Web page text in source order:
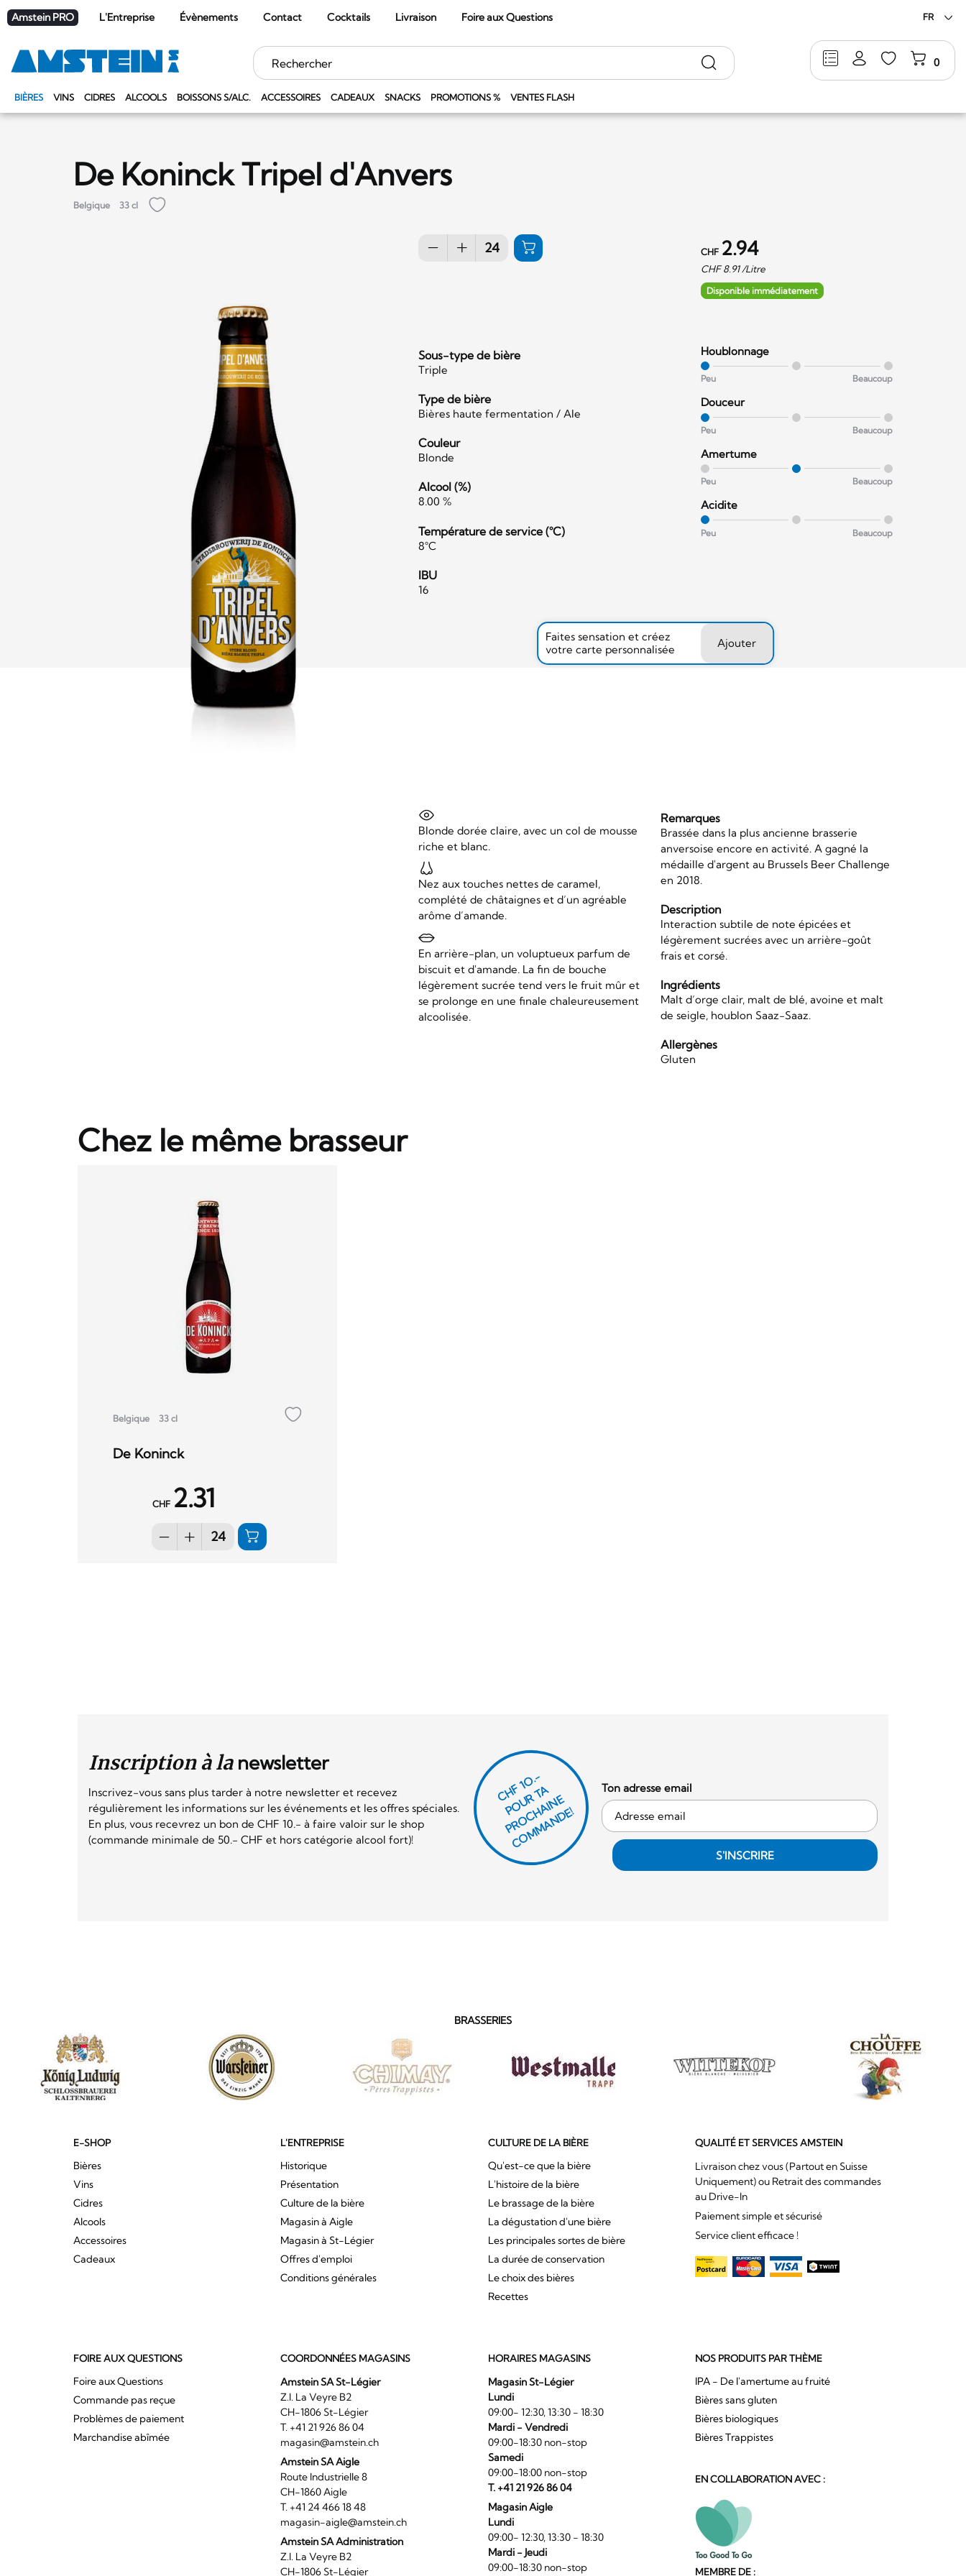
Amstein PRO L'Entreprise Évènements Contact Cocktails Livraison Foire aux Questions FR
BIÈRES VINS CIDRES ALCOOLS BOISSONS S/ALC. ACCESSOIRES CADEAUX SNACKS PROMOTIONS % VENTES FLASH
0
Mots
clés
Rechercher
De Koninck Tripel d'Anvers
Belgique 33 cl
CHF 2.94
CHF8.91/Litre
Disponible immédiatement
Sous-type de bière
Triple
Type de bière
Bières haute fermentation / Ale
Couleur
Blonde
Alcool (%)
8.00 %
Température de service (°C)
8°C
IBU
16
Houblonnage
Peu Beaucoup
Douceur
Peu Beaucoup
Amertume
Peu Beaucoup
Acidite
Peu Beaucoup
Faites sensation et créez
votre carte personnalisée
Ajouter
Blonde dorée claire, avec un col de mousse
riche et blanc.
Nez aux touches nettes de caramel,
complété de châtaignes et d’un agréable
arôme d’amande.
En arrière-plan, un voluptueux parfum de
biscuit et d'amande. La fin de bouche
légèrement sucrée tend vers le fruit mûr et
se prolonge en une finale chaleureusement
alcoolisée.
Remarques
Brassée dans la plus ancienne brasserie
anversoise encore en activité. A gagné la
médaille d'argent au Brussels Beer Challenge
en 2018.
Description
Interaction subtile de note épicées et
légèrement sucrées avec un arrière-goût
frais et corsé.
Ingrédients
Malt d’orge clair, malt de blé, avoine et malt
de seigle, houblon Saaz-Saaz.
Allergènes
Gluten
Chez le même brasseur
Belgique 33 cl
De Koninck
CHF 2.31
Inscription à lanewsletter
Inscrivez-vous sans plus tarder à notre newsletter et recevez
régulièrement les informations sur les événements et les offres spéciales.
En plus, vous recevrez un bon de CHF 10.- à faire valoir sur le shop
(commande minimale de 50.- CHF et hors catégorie alcool fort)!
CHF 1O.-
P
O
U
R
T
A
P
R
O
C
H
AI
N
E
C
O
M
M
A
N
D
E!
Ton adresse email
S'INSCRIRE
BRASSERIES
E-SHOP
Bières
Vins
Cidres
Alcools
Accessoires
Cadeaux
L'ENTREPRISE
Historique
Présentation
Culture de la bière
Magasin à Aigle
Magasin à St-Légier
Offres d'emploi
Conditions générales
CULTURE DE LA BIÈRE
Qu'est-ce que la bière
L'histoire de la bière
Le brassage de la bière
La dégustation d'une bière
Les principales sortes de bière
La durée de conservation
Le choix des bières
Recettes
QUALITÉ ET SERVICES AMSTEIN
Livraison chez vous (Partout en Suisse
Uniquement) ou Retrait des commandes
au Drive-In
Paiement simple et sécurisé
Service client efficace !
FOIRE AUX QUESTIONS
Foire aux Questions
Commande pas reçue
Problèmes de paiement
Marchandise abîmée
COORDONNÉES MAGASINS
Amstein SA St-Légier
Z.I. La Veyre B2
CH-1806 St-Légier
T. +41 21 926 86 04
magasin@amstein.ch
Amstein SA Aigle
Route Industrielle 8
CH-1860 Aigle
T. +41 24 466 18 48
magasin-aigle@amstein.ch
Amstein SA Administration
Z.I. La Veyre B2
CH-1806 St-Légier
HORAIRES MAGASINS
Magasin St-Légier
Lundi
09:00- 12:30, 13:30 - 18:30
Mardi - Vendredi
09:00-18:30 non-stop
Samedi
09:00-18:00 non-stop
T. +41 21 926 86 04
Magasin Aigle
Lundi
09:00- 12:30, 13:30 - 18:30
Mardi - Jeudi
09:00-18:30 non-stop
NOS PRODUITS PAR THÈME
IPA - De l'amertume au fruité
Bières sans gluten
Bières biologiques
Bières Trappistes
EN COLLABORATION AVEC :
MEMBRE DE :